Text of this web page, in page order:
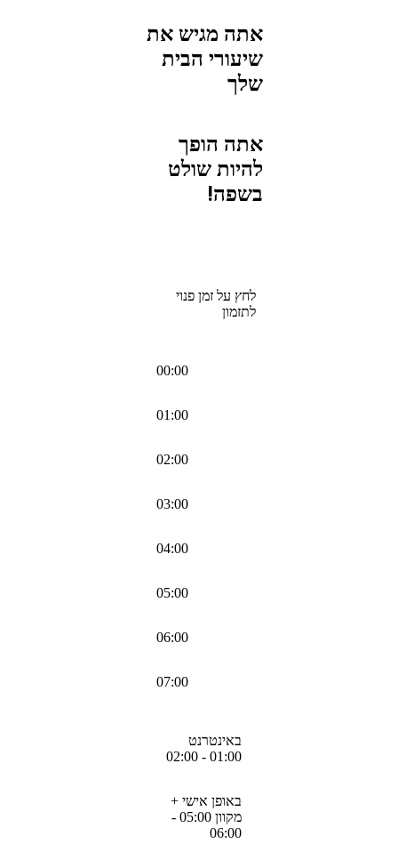
אתה מגיש את
שיעורי הבית
שלך
אתה הופך
להיות שולט
בשפה!
לחץ על זמן פנוי
לתזמון
00:00
01:00
02:00
03:00
04:00
05:00
06:00
07:00
באינטרנט
01:00 - 02:00
באופן אישי +
מקוון 05:00 -
06:00